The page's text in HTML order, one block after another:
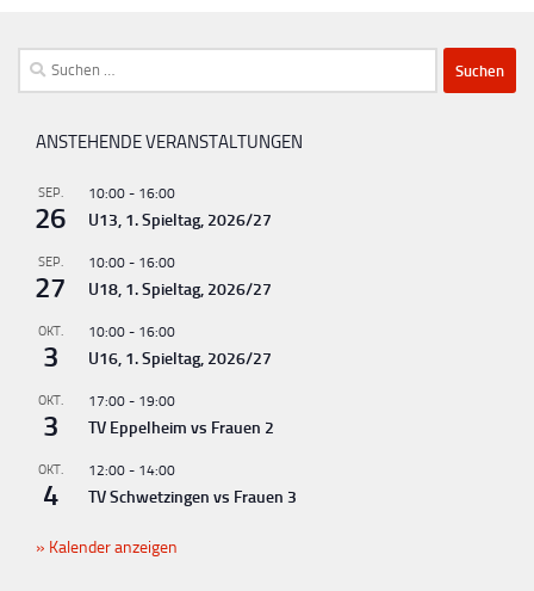
Suchen
nach:
ANSTEHENDE VERANSTALTUNGEN
SEP.
26
10:00 - 16:00
U13, 1. Spieltag, 2026/27
SEP.
27
10:00 - 16:00
U18, 1. Spieltag, 2026/27
OKT.
3
10:00 - 16:00
U16, 1. Spieltag, 2026/27
OKT.
3
17:00 - 19:00
TV Eppelheim vs Frauen 2
OKT.
4
12:00 - 14:00
TV Schwetzingen vs Frauen 3
Kalender anzeigen